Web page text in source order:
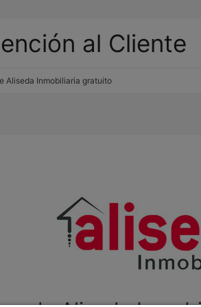
al Cliente
Aliseda Inmobiliaria gratuito